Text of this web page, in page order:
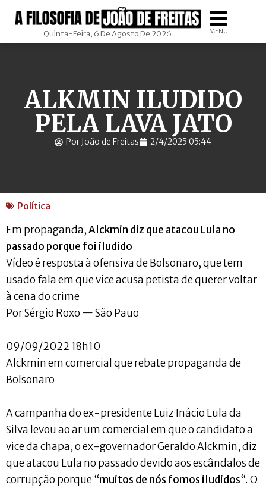
Quinta-Feira, 6 De Agosto De 2026 MENU
ALKMIN ILUDIDO
PELA LAVA JATO
Por João de Freitas 2/4/2025 05:44
Política
Em propaganda,Alckmin diz que atacou Lula no
passado porque foi iludido
Vídeo é resposta à ofensiva de Bolsonaro, que tem
usado fala em que vice acusa petista de querer voltar
à cena do crime
Por Sérgio Roxo — São Pauo
09/09/2022 18h10
Alckmin em comercial que rebate propaganda de
Bolsonaro
A campanha do ex-presidente Luiz Inácio Lula da
Silva levou ao ar um comercial em que o candidato a
vice da chapa, o ex-governador Geraldo Alckmin, diz
que atacou Lula no passado devido aos escândalos de
corrupção porque “muitos de nós fomos iludidos“. O